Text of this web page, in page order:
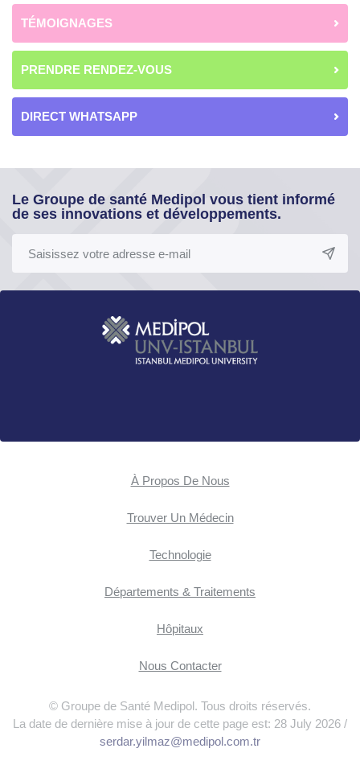
TÉMOIGNAGES
PRENDRE RENDEZ-VOUS
DIRECT WHATSAPP
Le Groupe de santé Medipol vous tient informé
de ses innovations et développements.
À Propos De Nous
Trouver Un Médecin
Technologie
Départements & Traitements
Hôpitaux
Nous Contacter
© Groupe de Santé Medipol. Tous droits réservés.
La date de dernière mise à jour de cette page est: 28 July 2026 /
serdar.yilmaz@medipol.com.tr